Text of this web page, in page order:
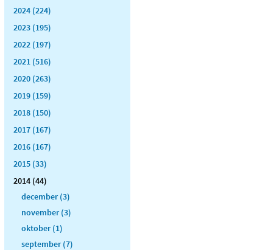
2024 (224)
2023 (195)
2022 (197)
2021 (516)
2020 (263)
2019 (159)
2018 (150)
2017 (167)
2016 (167)
2015 (33)
2014 (44)
december (3)
november (3)
oktober (1)
september (7)